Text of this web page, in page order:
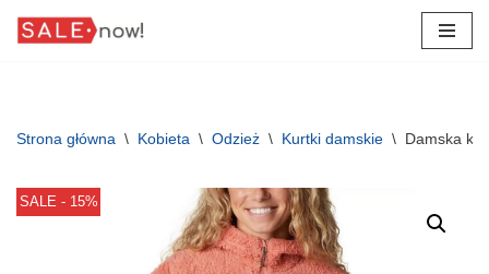
Strona główna \ Kobieta \ Odzież \ Kurtki damskie \ Damska
SALE - 15%